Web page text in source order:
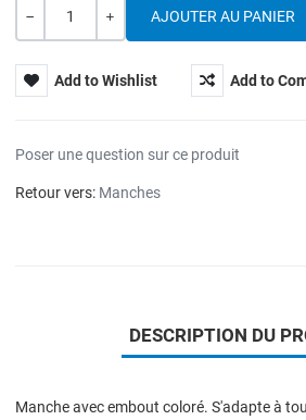
Quantité
Add to Wishlist Add to
Poser une question sur ce produit
Retour vers: Manches
DESCRIPTION DU
Manche avec embout coloré. S'adapte à